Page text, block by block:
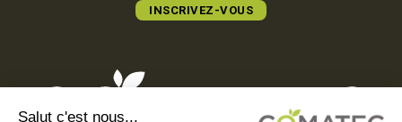
INSCRIVEZ-VOUS